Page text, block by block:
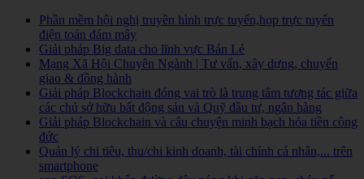
Phần mềm hội nghị truyền hình trực tuyến,họp trực tuyến
điện toán đám mây
Giải pháp Big data cho lĩnh vực Bán Lẻ
Mạng Xã Hội Chuyên Ngành | Tư vấn, xây dựng, chuyển
giao & đồng hành
Giải pháp Blockchain đóng vai trò là trung tâm tương tác giữa
các chủ sở hữu bất động sản và Quỹ đầu tư, ngân hàng
Giải pháp Blockchain và câu chuyện minh bạch hóa tiền công
đức
Quản lý chi tiêu, thu/chi kinh doanh, tài chính cá nhân,... trên
smartphone